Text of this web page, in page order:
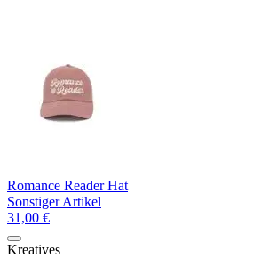
Romance Reader Hat
Sonstiger Artikel
31,00 €
Kreatives